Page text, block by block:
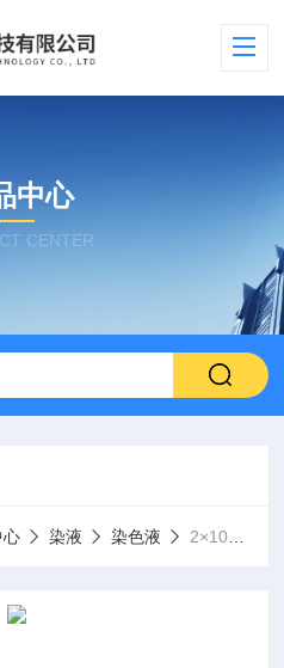
中心
CENTER
心 染液 染色液 2×100ml/瓶迈格林华染色液>说明书